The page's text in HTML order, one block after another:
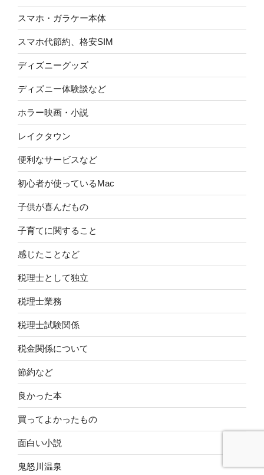
スマホ・ガラケー本体
スマホ代節約、格安SIM
ディズニーグッズ
ディズニー体験談など
ホラー映画・小説
レイクタウン
便利なサービスなど
初心者が使っているMac
子供が喜んだもの
子育てに関すること
感じたことなど
税理士として独立
税理士業務
税理士試験関係
税金関係について
節約など
良かった本
買ってよかったもの
面白い小説
鬼怒川温泉